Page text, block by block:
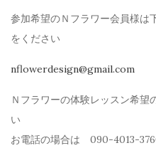
参加希望のＮフラワー会員様は
を ください
nflowerdesign@gmail.com
Ｎフラワーの体験レッスン希望
い
お電話の場合は 090-4013-